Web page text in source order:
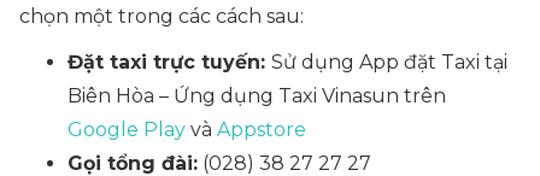
chọn một trong các cách sau:
Đặt taxi trực tuyến: Sử dụng App đặt Taxi tại
Biên Hòa – Ứng dụng Taxi Vinasun trên
Google Play và Appstore
Gọi tổng đài: (028) 38 27 27 27